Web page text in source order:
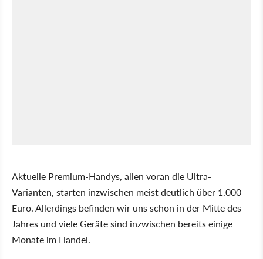
Aktuelle Premium-Handys, allen voran die Ultra-
Varianten, starten inzwischen meist deutlich über 1.000
Euro. Allerdings befinden wir uns schon in der Mitte des
Jahres und viele Geräte sind inzwischen bereits einige
Monate im Handel.